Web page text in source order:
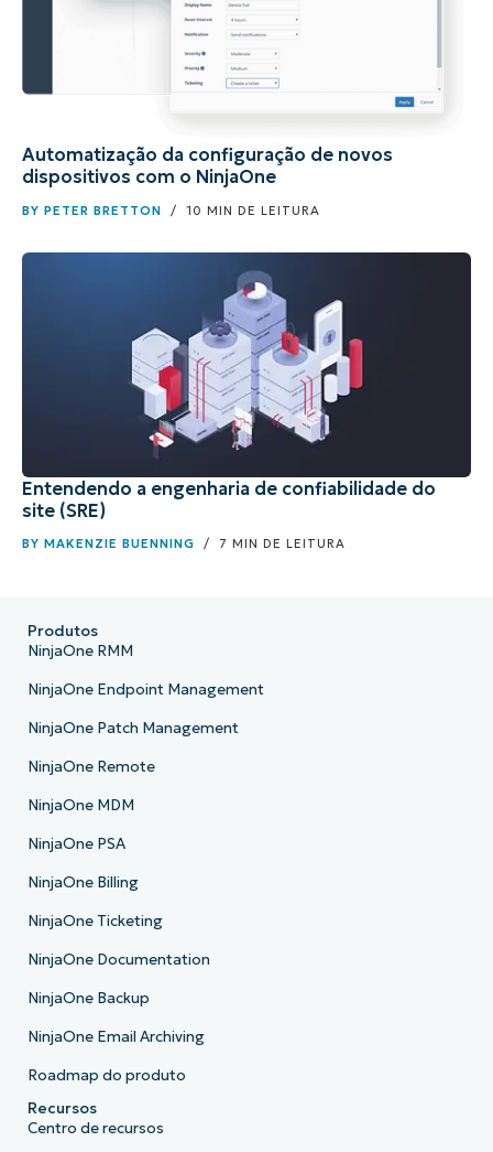
Automatização da configuração de novos
dispositivos com o NinjaOne
BY PETER BRETTON / 10 MIN DE LEITURA
Entendendo a engenharia de confiabilidade do
site (SRE)
BY MAKENZIE BUENNING / 7 MIN DE LEITURA
Produtos
NinjaOne RMM
NinjaOne Endpoint Management
NinjaOne Patch Management
NinjaOne Remote
NinjaOne MDM
NinjaOne PSA
NinjaOne Billing
NinjaOne Ticketing
NinjaOne Documentation
NinjaOne Backup
NinjaOne Email Archiving
Roadmap do produto
Recursos
Centro de recursos